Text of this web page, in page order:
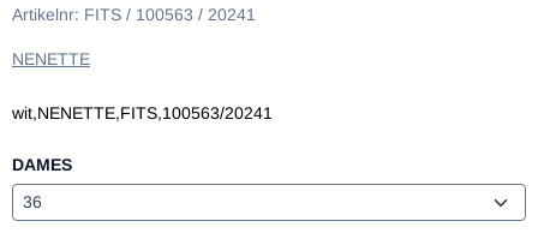
Artikelnr: FITS / 100563 / 20241
NENETTE
wit,NENETTE,FITS,100563/20241
DAMES